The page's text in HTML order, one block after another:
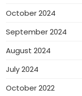
October 2024
September 2024
August 2024
July 2024
October 2022